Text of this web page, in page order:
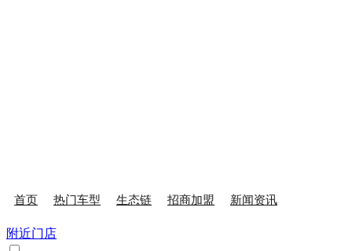
首页 热门车型 生态链 招商加盟 新闻资讯
附近门店